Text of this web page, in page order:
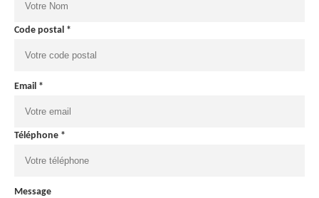
Code postal *
Email *
Téléphone *
Message